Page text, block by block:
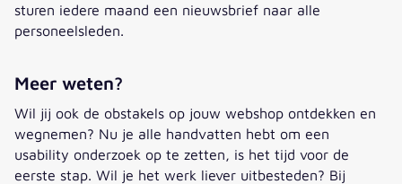
sturen iedere maand een nieuwsbrief naar alle
personeelsleden.
Meer weten?
Wil jij ook de obstakels op jouw webshop ontdekken en
wegnemen? Nu je alle handvatten hebt om een
usability onderzoek op te zetten, is het tijd voor de
eerste stap. Wil je het werk liever uitbesteden? Bij